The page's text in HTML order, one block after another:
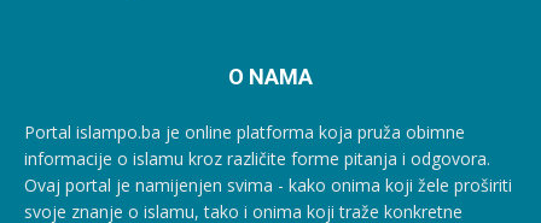
O NAMA
Portal islampo.ba je online platforma koja pruža obimne
informacije o islamu kroz različite forme pitanja i odgovora.
Ovaj portal je namijenjen svima - kako onima koji žele proširiti
svoje znanje o islamu, tako i onima koji traže konkretne